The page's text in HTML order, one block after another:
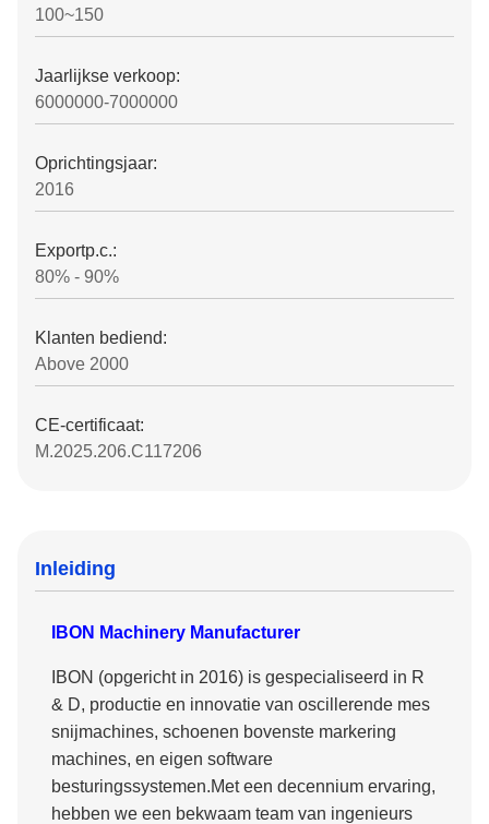
100~150
Jaarlijkse verkoop:
6000000-7000000
Oprichtingsjaar:
2016
Exportp.c.:
80% - 90%
Klanten bediend:
Above 2000
CE-certificaat:
M.2025.206.C117206
Inleiding
IBON Machinery Manufacturer
IBON (opgericht in 2016) is gespecialiseerd in R
& D, productie en innovatie van oscillerende mes
snijmachines, schoenen bovenste markering
machines, en eigen software
besturingssystemen.Met een decennium ervaring,
hebben we een bekwaam team van ingenieurs